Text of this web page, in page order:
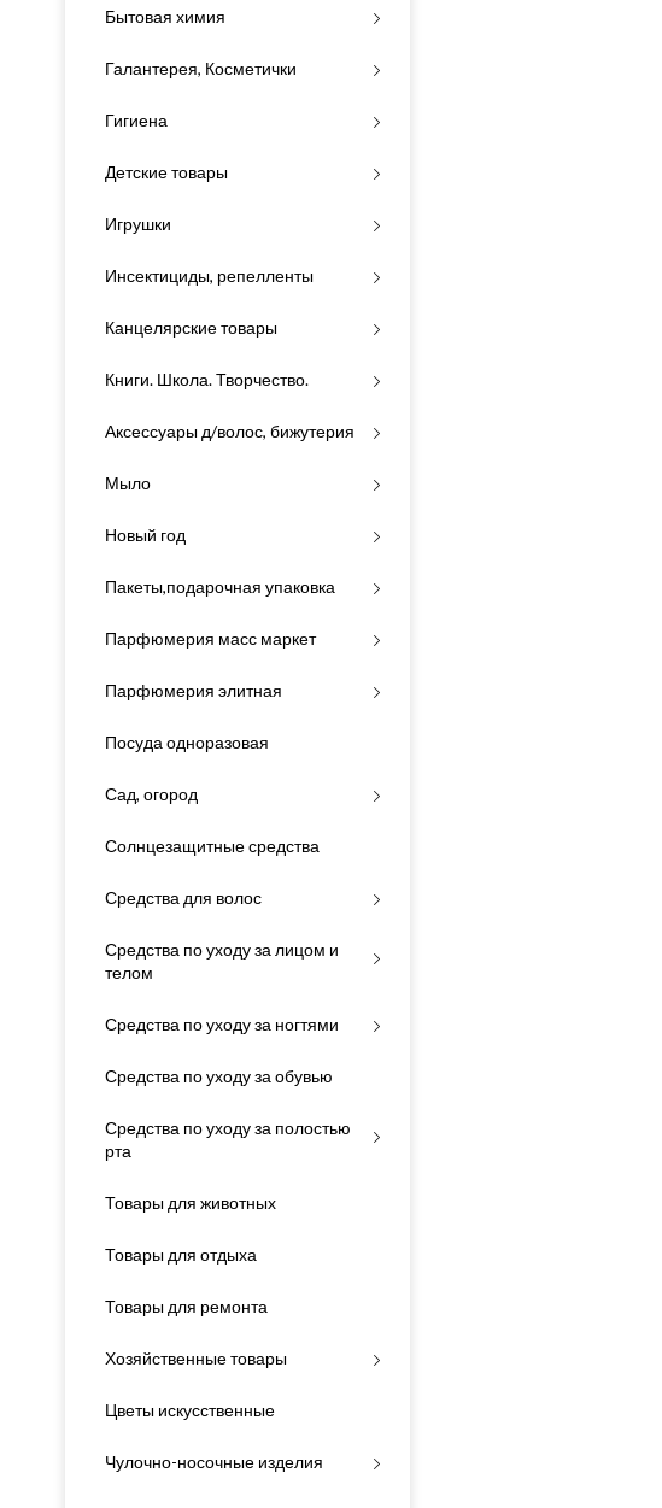
Бытовая химия
Галантерея, Косметички
Гигиена
Детские товары
Игрушки
Инсектициды, репелленты
Канцелярские товары
Книги. Школа. Творчество.
Аксессуары д/волос, бижутерия
Мыло
Новый год
Пакеты,подарочная упаковка
Парфюмерия масс маркет
Парфюмерия элитная
Посуда одноразовая
Сад, огород
Солнцезащитные средства
Средства для волос
Средства по уходу за лицом и
телом
Средства по уходу за ногтями
Средства по уходу за обувью
Средства по уходу за полостью
рта
Товары для животных
Товары для отдыха
Товары для ремонта
Хозяйственные товары
Цветы искусственные
Чулочно-носочные изделия